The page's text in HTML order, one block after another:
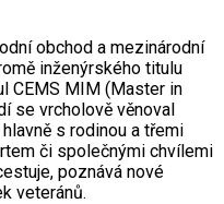
obchod a mezinárodní
inženýrského titulu
CEMS MIM (Master in
se vrcholově věnoval
s rodinou a třemi
či společnými chvílemi
poznává nové
veteránů.